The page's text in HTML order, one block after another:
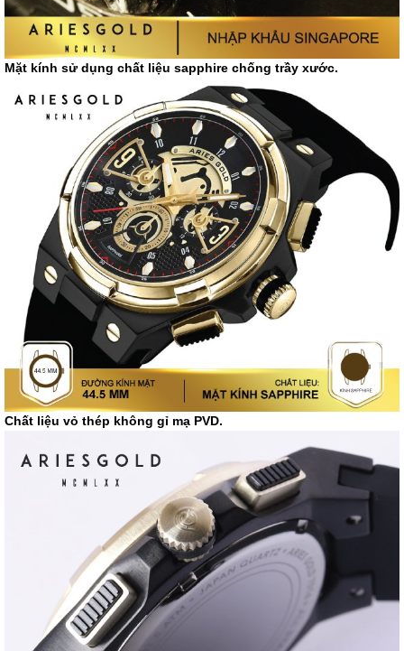
Mặt kính sử dụng chất liệu sapphire chống trầy xước.
Chất liệu vỏ thép không gỉ mạ PVD.